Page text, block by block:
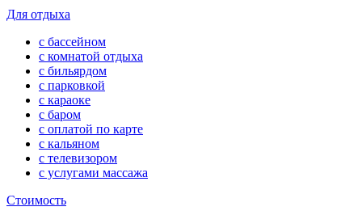
Для отдыха
с бассейном
с комнатой отдыха
с бильярдом
с парковкой
с караоке
с баром
с оплатой по карте
с кальяном
с телевизором
с услугами массажа
Стоимость